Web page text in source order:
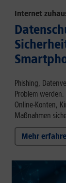
Internet
Phishing,
Problem
Online-Konten,
Maßnahmen
Mehr